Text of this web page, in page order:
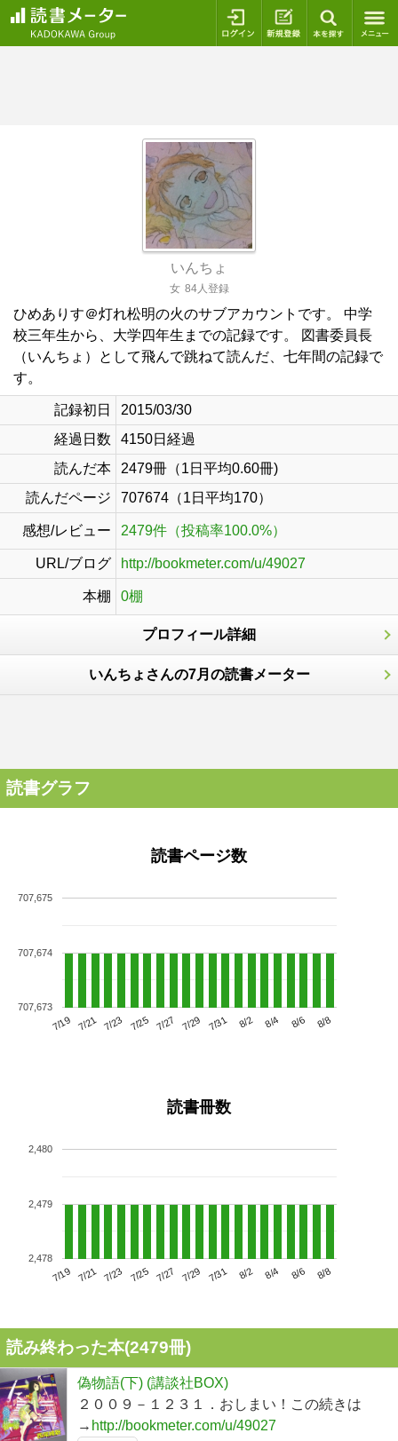
ログイン 新規登録
いんちょ
女 84人登録
ひめありす＠灯れ松明の火のサブアカウントです。 中学
校三年生から、大学四年生までの記録です。 図書委員長
（いんちょ）として飛んで跳ねて読んだ、七年間の記録で
す。
記録初日
2015/03/30
経過日数
4150日経過
読んだ本
2479冊（1日平均0.60冊)
読んだページ
707674（1日平均170）
感想/レビュー 2479件（投稿率100.0%）
URL/ブログ http://bookmeter.com/u/49027
本棚 0棚
プロフィール詳細
いんちょさんの7月の読書メーター
読書グラフ
読書ページ数
7/19 7/21 7/23 7/25 7/27 7/29 7/31 8/2 8/4 8/6 8/8
707,673
707,674
707,675
読書冊数
7/19 7/21 7/23 7/25 7/27 7/29 7/31 8/2 8/4 8/6 8/8
2,478
2,479
2,480
読み終わった本(2479冊)
偽物語(下) (講談社BOX)
２００９－１２３１．おしまい！この続きは
→ http://bookmeter.com/u/49027